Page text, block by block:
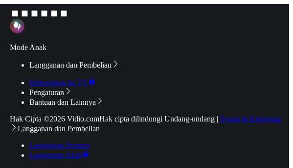
Mode Anak
Langganan dan Pembelian
Hubungkan ke TV
Pengaturan
Bantuan dan Lainnya
Hak Cipta ©2026 Vidio.comHak cipta dilindungi Undang-undang | Syarat & Ketentuan
Langganan dan Pembelian
Langganan Premier
Langganan Aktif